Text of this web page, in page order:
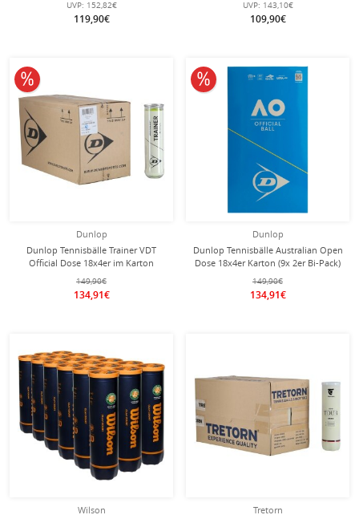
UVP: 152,82€
119,90€
UVP: 143,10€
109,90€
Dunlop
Dunlop Tennisbälle Trainer VDT
Official Dose 18x4er im Karton
149,90€
134,91€
10% reduziert
Dunlop
Dunlop Tennisbälle Australian Open
Dose 18x4er Karton (9x 2er Bi-Pack)
149,90€
134,91€
10% reduziert
Wilson
Tretorn